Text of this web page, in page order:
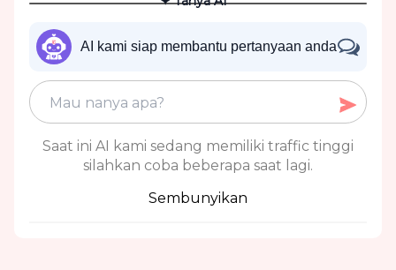
AI kami siap membantu pertanyaan anda
Saat ini AI kami sedang memiliki traffic tinggi
silahkan coba beberapa saat lagi.
Sembunyikan